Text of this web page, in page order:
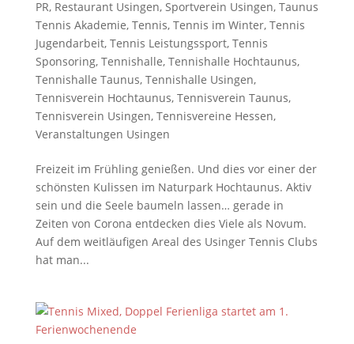
PR, Restaurant Usingen, Sportverein Usingen, Taunus
Tennis Akademie, Tennis, Tennis im Winter, Tennis
Jugendarbeit, Tennis Leistungssport, Tennis
Sponsoring, Tennishalle, Tennishalle Hochtaunus,
Tennishalle Taunus, Tennishalle Usingen,
Tennisverein Hochtaunus, Tennisverein Taunus,
Tennisverein Usingen, Tennisvereine Hessen,
Veranstaltungen Usingen
Freizeit im Frühling genießen. Und dies vor einer der
schönsten Kulissen im Naturpark Hochtaunus. Aktiv
sein und die Seele baumeln lassen… gerade in
Zeiten von Corona entdecken dies Viele als Novum.
Auf dem weitläufigen Areal des Usinger Tennis Clubs
hat man...